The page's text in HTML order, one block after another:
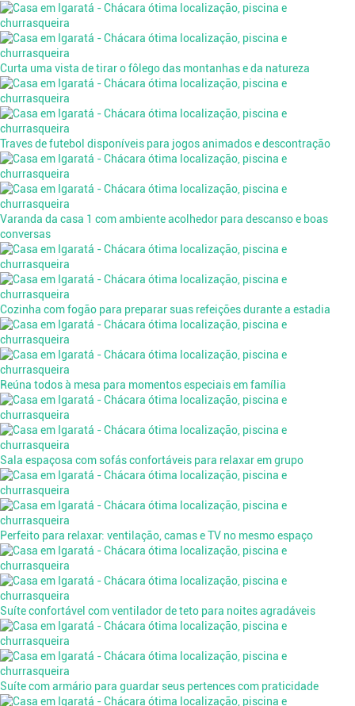
Curta uma vista de tirar o fôlego das montanhas e da natureza
Traves de futebol disponíveis para jogos animados e descontração
Varanda da casa 1 com ambiente acolhedor para descanso e boas
conversas
Cozinha com fogão para preparar suas refeições durante a estadia
Reúna todos à mesa para momentos especiais em família
Sala espaçosa com sofás confortáveis para relaxar em grupo
Perfeito para relaxar: ventilação, camas e TV no mesmo espaço
Suíte confortável com ventilador de teto para noites agradáveis
Suíte com armário para guardar seus pertences com praticidade